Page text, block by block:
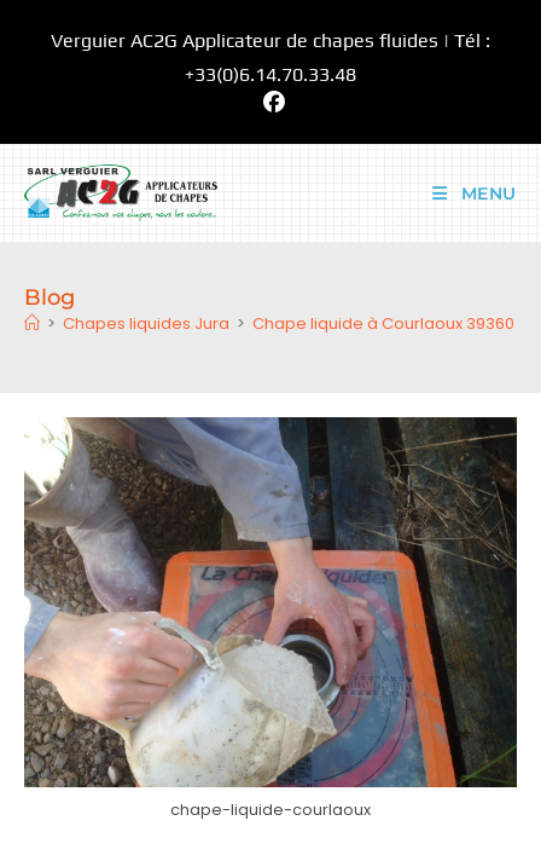
Verguier AC2G Applicateur de chapes fluides | Tél :
+33(0)6.14.70.33.48
MENU
Blog
> Chapes liquides Jura > Chape liquide à Courlaoux 39360
chape-liquide-courlaoux